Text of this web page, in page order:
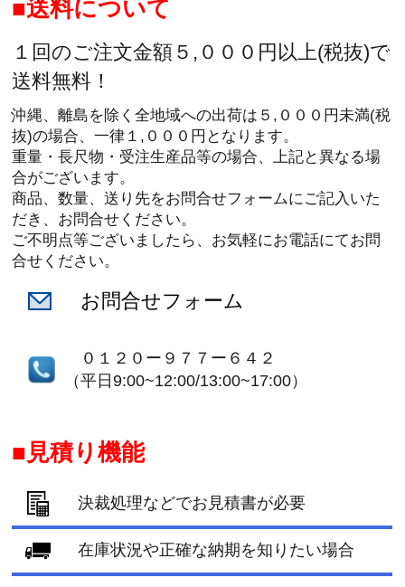
送料について
１回のご注文金額５,０００円以上(税抜)で
送料無料！
沖縄、離島を除く全地域への出荷は５,０００円未満(税
抜)の場合、一律１,０００円となります。
重量・長尺物・受注生産品等の場合、上記と異なる場
合がございます。
商品、数量、送り先をお問合せフォームにご記入いた
だき、お問合せください。
ご不明点等ございましたら、お気軽にお電話にてお問
合せください。
お問合せフォーム
０１２０ー９７７ー６４２
（平日9:00~12:00/13:00~17:00）
見積り機能
決裁処理などでお見積書が必要
在庫状況や正確な納期を知りたい場合